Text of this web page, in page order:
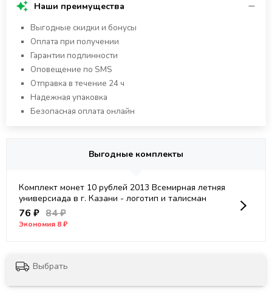
Наши преимущества
Выгодные скидки и бонусы
Оплата при получении
Гарантии подлинности
Оповещение по SMS
Отправка в течение 24 ч
Надежная упаковка
Безопасная оплата онлайн
Выгодные комплекты
Комплект монет 10 рублей 2013 Всемирная летняя
универсиада в г. Казани - логотип и талисман
76 ₽ 84 ₽
Экономия 8 ₽
Выбрать